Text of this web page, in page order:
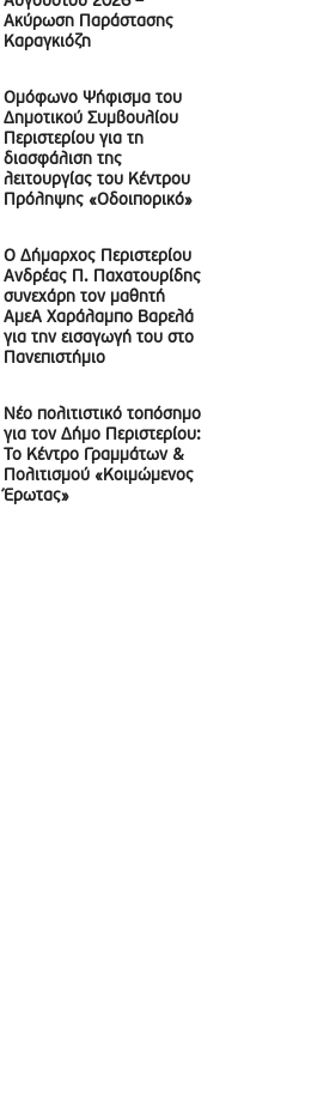
Ακύρωση Παράστασης
Καραγκιόζη
Ομόφωνο Ψήφισμα του
Δημοτικού Συμβουλίου
Περιστερίου για τη
διασφάλιση της
λειτουργίας του Κέντρου
Πρόληψης «Οδοιπορικό»
Ο Δήμαρχος Περιστερίου
Ανδρέας Π. Παχατουρίδης
συνεχάρη τον μαθητή
ΑμεΑ Χαράλαμπο Βαρελά
για την εισαγωγή του στο
Πανεπιστήμιο
Νέο πολιτιστικό τοπόσημο
για τον Δήμο Περιστερίου:
Το Κέντρο Γραμμάτων &
Πολιτισμού «Κοιμώμενος
Έρωτας»